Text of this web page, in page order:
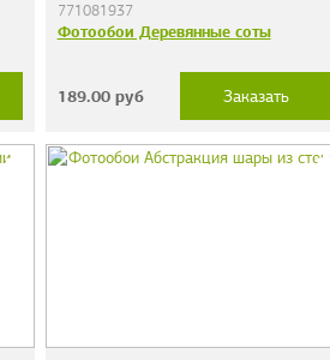
771081937
Фотообои Деревянные соты
189.00руб Заказать